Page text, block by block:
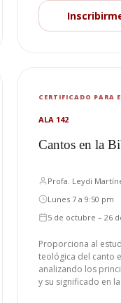
CERTIFICADO PARA
ALA 142
Cantos en la
Profa. Leydi
Lunes 7 a 9:50 pm
5 de octubre – 26
Proporciona al
teológica del canto
analizando los
y su significado en